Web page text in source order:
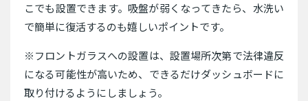
こでも設置できます。吸盤が弱くなってきたら、水洗い
で簡単に復活するのも嬉しいポイントです。
※フロントガラスへの設置は、設置場所次第で法律違反
になる可能性が高いため、できるだけダッシュボードに
取り付けるようにしましょう。